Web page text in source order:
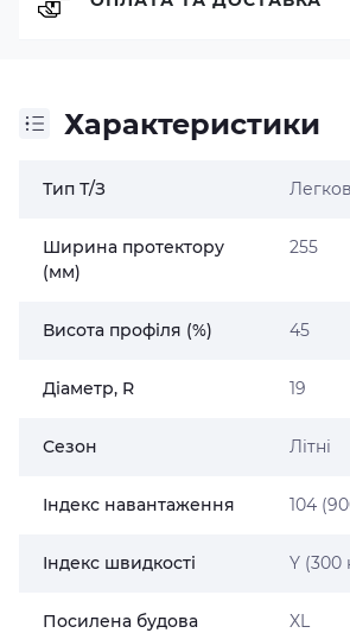
Характеристики
Тип Т/З
Ширина протектору
(мм)
255
Висота профіля (%) 45
Діаметр, R 19
Сезон Літні
Індекс навантаження 104
Індекс швидкості Y (300
Посилена будова XL